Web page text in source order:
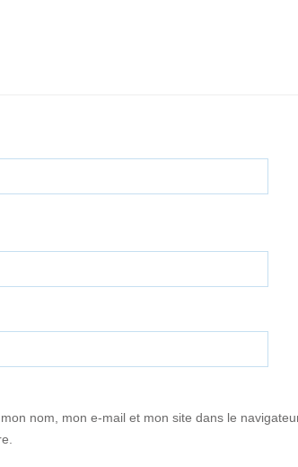
nom, mon e-mail et mon site dans le